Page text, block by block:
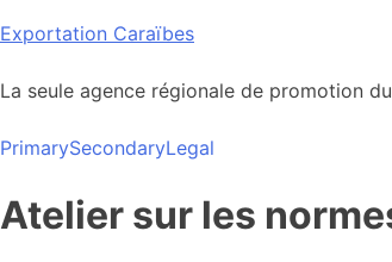
Skip
content
Exportation Caraïbes
La seule agence régionale de promotion
PrimarySecondaryLegal
Atelier sur les